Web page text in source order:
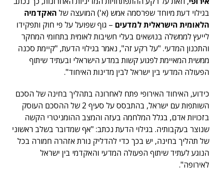
בגילוי דעת מיוחד שפרסמה אמש (א') המועצה של האקדמיה
הלאומית הישראלית למדעים – גוף שפועל על פי חוק ותפקידו
לייעץ לממשלה בנושאים בעלי חשיבות לאומית בתחומי המחקר
והתכנון המדעי. "על רקע זה", נאמר בגילוי הדעת, "קיימת סכנה
ממשית המאיימת לפגוע קשות במדע הישראלי ובעתיד שיתוף
הפעולה המדעי בין ישראל לבין מדינות האיחוד".
כידוע, האיחוד האירופי פתח לאחרונה בתהליך בחינה של הסכם
השותפות עם ישראל, בהתבסס על סעיף 2 של ההסכם העוסק
בזכויות אדם, בגלל המלחמה בעזה והמצב ההומניטרי הקשה
שנוצר בעקבותיה. בגילוי הדעת נכתב: "אף שמדובר בשלב ראשוני
של תהליך בחינה, יש בכך כדי להדליק נורת אזהרה חמורה בכל
הנוגע לעתיד שיתוף הפעולה המדעי והאקדמי בין ישראל
לאירופה".